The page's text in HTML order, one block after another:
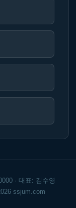
· 대표: 김수영
ssjum.com